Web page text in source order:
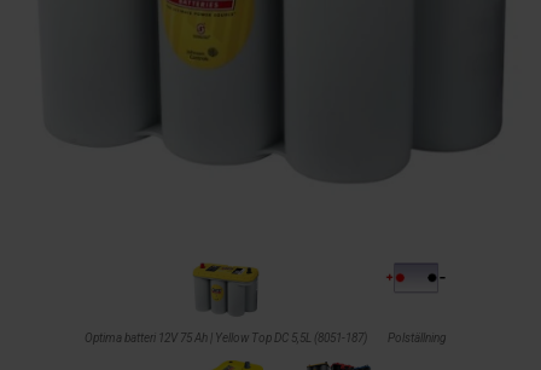
Optima batteri 12V 75 Ah | Yellow Top DC 5,5L (8051-187) Polställning